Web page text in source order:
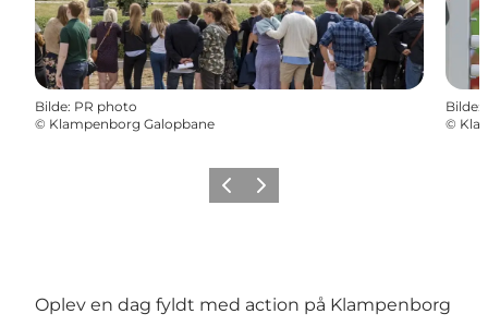
Bilde: PR photo
© Klampenborg Galopbane
Bilde:
©
ForrigeNeste
Oplev en dag fyldt med action på Klampenborg